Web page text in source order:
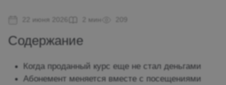
22 июня 2026 2 мин
Содержание
Когда проданный курс еще не стал деньгами
Абонемент меняется вместе с посещениями